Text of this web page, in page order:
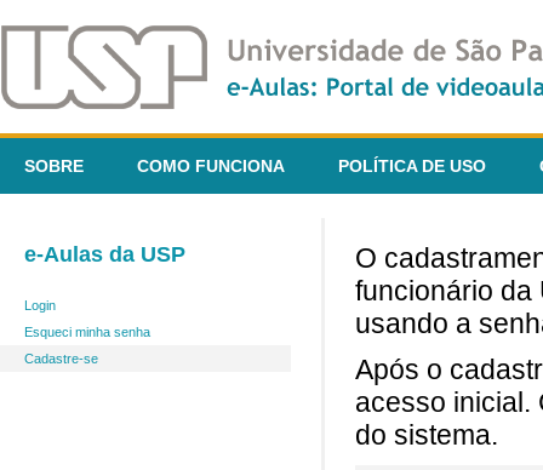
SOBRE COMO FUNCIONA POLÍTICA DE USO
e-Aulas da USP
Login
Esqueci minha senha
Cadastre-se
O
funcionário da
usando a
Após o
acesso inicial.
do sistema.